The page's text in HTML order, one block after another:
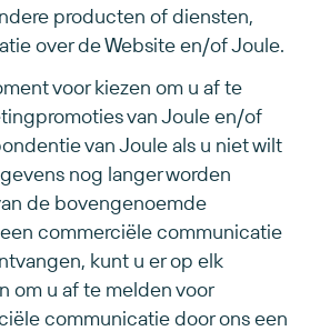
producten of diensten,
over de Website en/of Joule.
voor kiezen om u af te
van Joule en/of
van Joule als u niet wilt
nog langer worden
de bovengenoemde
commerciële communicatie
kunt u er op elk
om u af te melden voor
communicatie door ons een